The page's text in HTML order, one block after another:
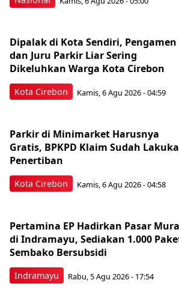
Kota Cirebon
Dipalak di Kota Sendiri, Pengamen
dan Juru Parkir Liar Sering
Dikeluhkan Warga Kota Cirebon
Kamis, 6 Agu 2026 - 04:59
Kota Cirebon
Parkir di Minimarket Harusnya
Gratis, BPKPD Klaim Sudah
Penertiban
Kamis, 6 Agu 2026 - 04:58
Indramayu
Pertamina EP Hadirkan Pasar
di Indramayu, Sediakan 1.000
Sembako Bersubsidi
Rabu, 5 Agu 2026 - 17:54